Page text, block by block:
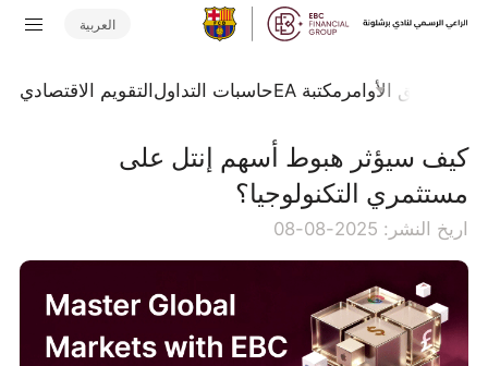
العربية
تدفق الأوامر مكتبة EA حاسبات التداولالتقويم الاقتصادي
كيف سيؤثر هبوط أسهم إنتل على
مستثمري التكنولوجيا؟
اريخ النشر: 2025-08-08